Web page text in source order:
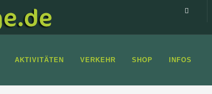
AKTIVITÄTEN VERKEHR SHOP INFOS